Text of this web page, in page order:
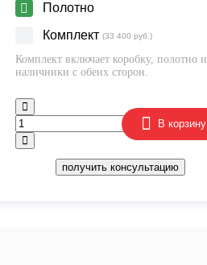
Полотно
Комплект (33 400 руб.)
Комплект включает коробку, полотно и
наличники с обеих сторон.
В корзину
получить консультацию